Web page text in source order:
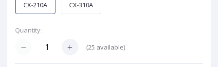
CX-210A
CX-310A
Quantity:
(25 available)